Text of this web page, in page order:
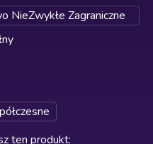
NieZwykłe Zagraniczne
ten produkt: